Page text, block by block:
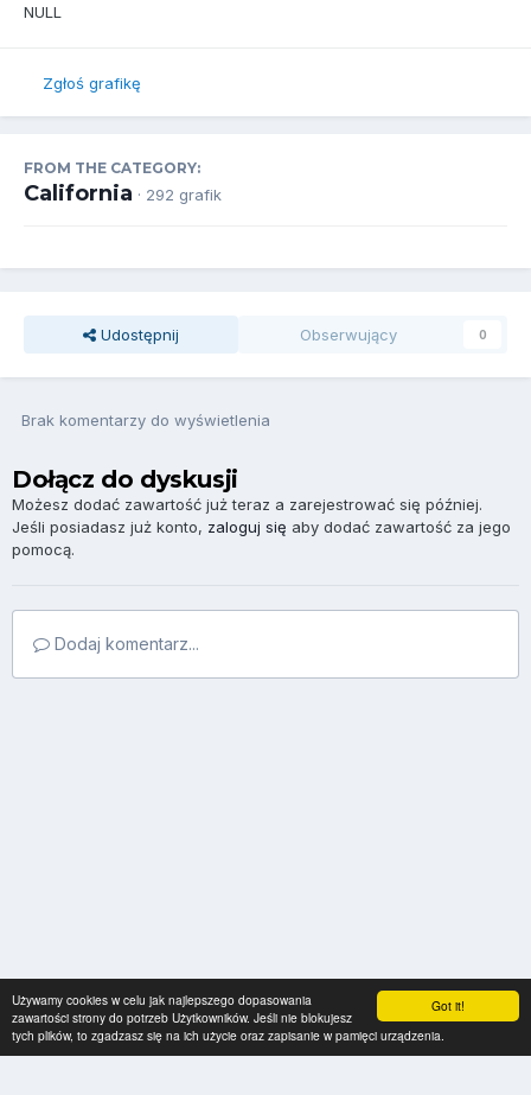
Got it!
Używamy cookies w celu jak najlepszego dopasowania
zawartości strony do potrzeb Użytkowników. Jeśli nie blokujesz
tych plików, to zgadzasz się na ich użycie oraz zapisanie w pamięci urządzenia.
NULL
Zgłoś grafikę
FROM THE CATEGORY:
California · 292 grafik
Udostępnij Obserwujący 0
Brak komentarzy do wyświetlenia
Dołącz do dyskusji
Możesz dodać zawartość już teraz a zarejestrować się później.
Jeśli posiadasz już konto, zaloguj się aby dodać zawartość za jego
pomocą.
Dodaj komentarz...